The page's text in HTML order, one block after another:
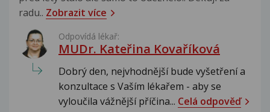
radu.. Zobrazit více
Odpovídá lékař:
MUDr. Kateřina Kovaříková
Dobrý den, nejvhodnější bude vyšetření a
konzultace s Vaším lékařem - aby se
vyloučila vážnější příčina... Celá odpověď